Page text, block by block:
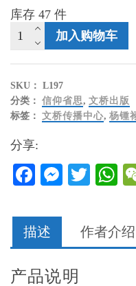
库存 47 件
更
美
《希
伯
来
信
息
数
加入购物车
SKU： L197
分类： 信仰省思, 文桥出版
标签： 文桥传播中心, 杨锺
分享:
Facebook
描述 作者介绍
产品说明